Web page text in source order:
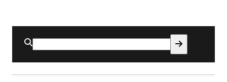
Buscar
por: